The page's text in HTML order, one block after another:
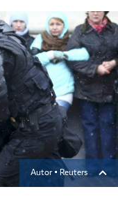
Autor ▪ Reuters